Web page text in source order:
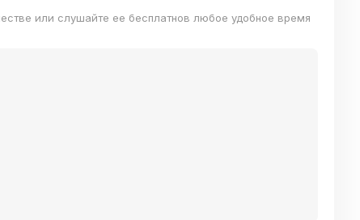
или слушайте ее бесплатнов любое удобное время